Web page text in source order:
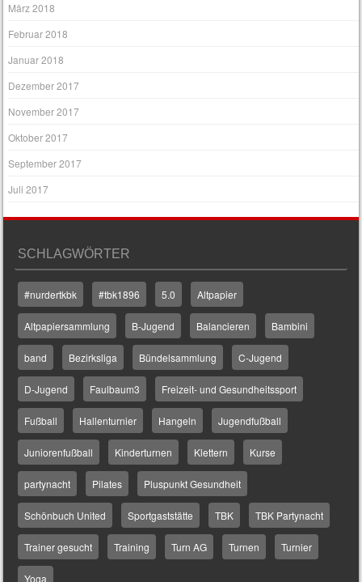
März 2018
Februar 2018
Januar 2018
Dezember 2017
November 2017
Oktober 2017
September 2017
Juli 2017
SCHLAGWÖRTER
#nurdertkbk #tbk1896 5.0 Altpapier
Altpapiersammlung B-Jugend Balancieren Bambini
band Bezirksliga Bündelsammlung C-Jugend
D-Jugend Faulbaum3 Freizeit- und Gesundheitssport
Fußball Hallenturnier Hangeln Jugendfußball
Juniorenfußball Kinderturnen Klettern Kurse
partynacht Pilates Pluspunkt Gesundheit
Schönbuch United Sportgaststätte TBK TBK Partynacht
Trainer gesucht Training Turn AG Turnen Turnier
Yoga